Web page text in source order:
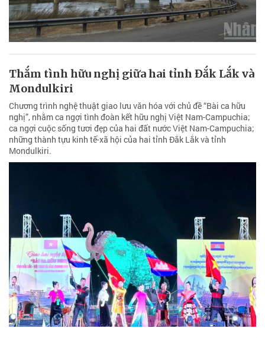
Thắm tình hữu nghị giữa hai tỉnh Đắk Lắk và
Mondulkiri
Chương trình nghệ thuật giao lưu văn hóa với chủ đề “Bài ca hữu
nghị”, nhằm ca ngợi tình đoàn kết hữu nghị Việt Nam-Campuchia;
ca ngợi cuộc sống tươi đẹp của hai đất nước Việt Nam-Campuchia;
những thành tựu kinh tế-xã hội của hai tỉnh Đắk Lắk và tỉnh
Mondulkiri.